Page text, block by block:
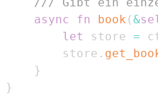
async
fn book (&
let
store =
        store
.
}
}